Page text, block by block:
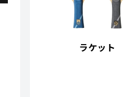
ラケット